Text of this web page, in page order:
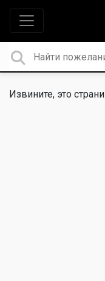
Извините, это